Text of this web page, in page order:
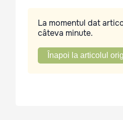
La momentul dat
câteva minute.
Înapoi la articolul